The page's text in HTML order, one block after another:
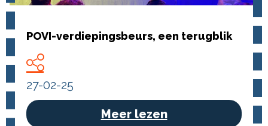
POVI-verdiepingsbeurs, een terugblik
Meer lezen
27-02-25